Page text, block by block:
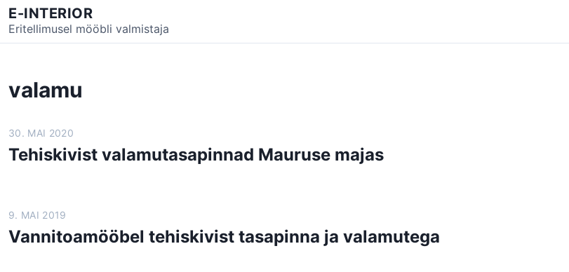
i
E-INTERIOR
Eritellimusel mööbli valmistaja
valamu
30. MAI 2020
Tehiskivist valamutasapinnad Mauruse majas
9. MAI 2019
Vannitoamööbel tehiskivist tasapinna ja valamutega